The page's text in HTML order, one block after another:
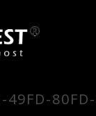
49FD-